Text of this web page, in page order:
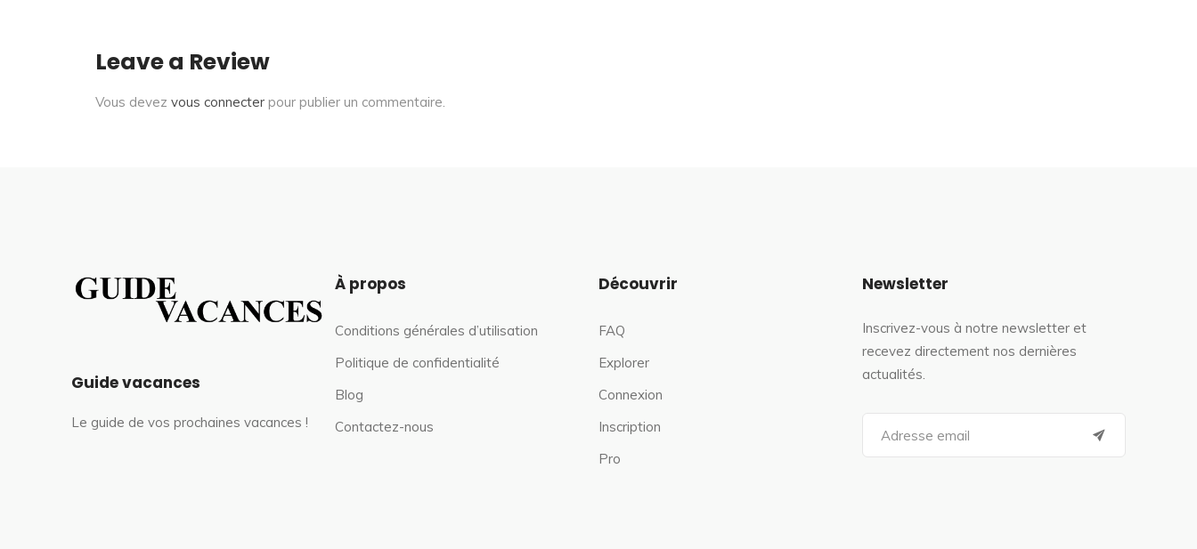
Leave a Review
Vous devez vous connecter pour publier un commentaire.
Guide vacances
Le guide de vos prochaines vacances !
À propos
Conditions générales d’utilisation
Politique de confidentialité
Blog
Contactez-nous
Découvrir
FAQ
Explorer
Connexion
Inscription
Pro
Newsletter
Inscrivez-vous à notre newsletter et
recevez directement nos dernières
actualités.
a